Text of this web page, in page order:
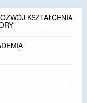
KSZTAŁCENIA